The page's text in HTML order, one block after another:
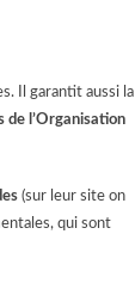
Il garantit aussi la
de l’Organisation
(sur leur site on
qui sont